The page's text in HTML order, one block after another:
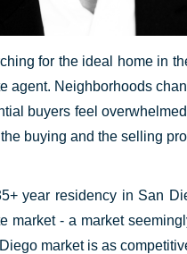
for the ideal home in
agent. Neighborhoods
buyers feel
buying and the selling
year residency in San
market - a market
market is as